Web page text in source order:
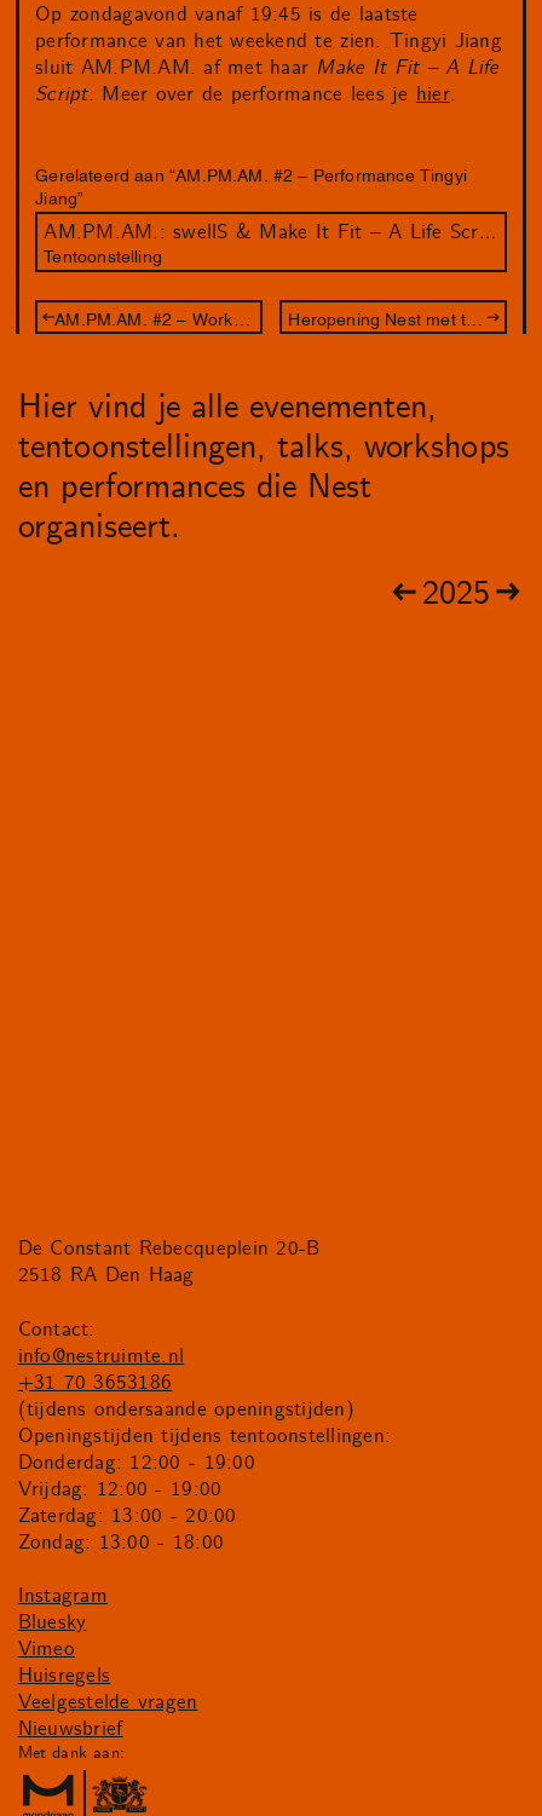
Op zondagavond vanaf 19:45 is de laatste
performance van het weekend te zien. Tingyi Jiang
sluit AM.PM.AM. af met haar Make It Fit – A Life
Script. Meer over de performance lees je hier.
Gerelateerd aan “AM.PM.AM. #2 – Performance Tingyi
Jiang”
AM.PM.AM.: swellS & Make It Fit – A Life Script
Tentoonstelling
Hier vind je alle evenementen,
tentoonstellingen, talks, workshops
en performances die Nest
organiseert.
2025
De Constant Rebecqueplein 20-B
2518 RA Den Haag
Contact:
info@nestruimte.nl
+31 70 3653186
(tijdens ondersaande openingstijden)
Openingstijden tijdens tentoonstellingen:
Donderdag: 12:00 - 19:00
Vrijdag: 12:00 - 19:00
Zaterdag: 13:00 - 20:00
Zondag: 13:00 - 18:00
Instagram
Bluesky
Vimeo
Huisregels
Veelgestelde vragen
Nieuwsbrief
Met dank aan: